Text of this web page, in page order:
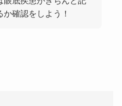
か確認をしよう！